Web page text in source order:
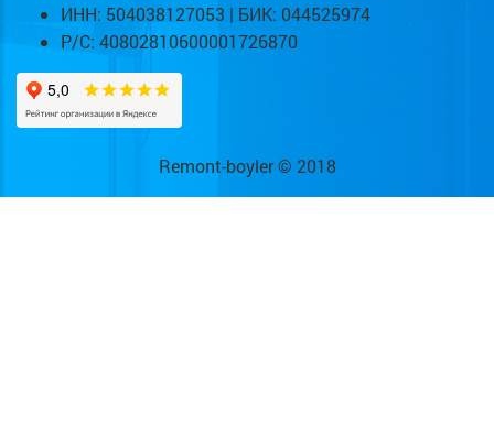
ИНН: 504038127053 | БИК: 044525974
Р/С: 40802810600001726870
Remont-boyler © 2018